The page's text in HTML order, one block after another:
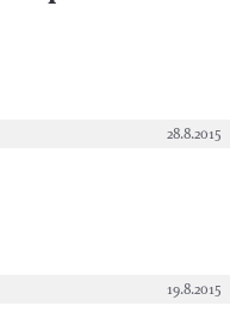
28.8.2015
19.8.2015